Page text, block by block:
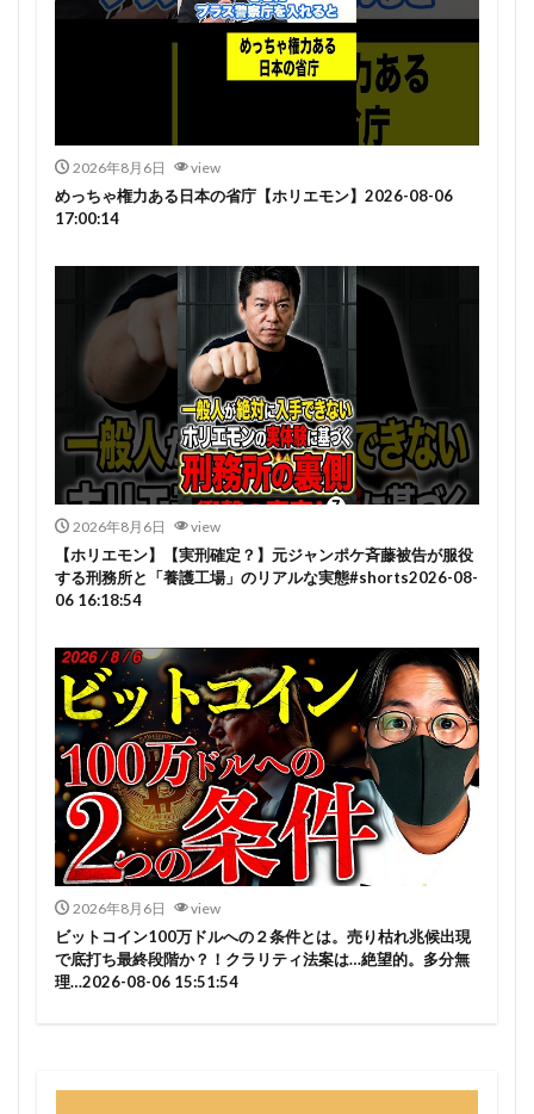
2026年8月6日 view
めっちゃ権力ある日本の省庁【ホリエモン】2026-08-06
17:00:14
2026年8月6日 view
【ホリエモン】【実刑確定？】元ジャンポケ斉藤被告が服役
する刑務所と「養護工場」のリアルな実態#shorts2026-08-
06 16:18:54
2026年8月6日 view
ビットコイン100万ドルへの２条件とは。売り枯れ兆候出現
で底打ち最終段階か？！クラリティ法案は…絶望的。多分無
理…2026-08-06 15:51:54